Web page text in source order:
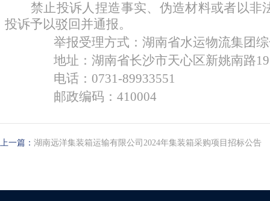
禁止投诉人捏造事实、伪造材料或者以非
投诉予以驳回并通报。
举报受理方式：湖南省水运物流集团
地址：湖南省长沙市天心区新姚南路
电话： 0731-89933551
邮政编码： 410004
上一篇： 湖南远洋集装箱运输有限公司2024年集装箱采购项目招标公告